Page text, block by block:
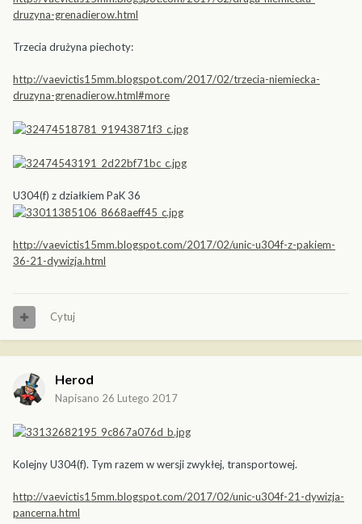
druzyna-grenadierow.html
Trzecia drużyna piechoty:
http://vaevictis15mm.blogspot.com/2017/02/trzecia-niemiecka-
druzyna-grenadierow.html#more
U304(f) z działkiem PaK 36
http://vaevictis15mm.blogspot.com/2017/02/unic-u304f-z-pakiem-
36-21-dywizja.html
Cytuj
Herod
Napisano 26 Lutego 2017
Kolejny U304(f). Tym razem w wersji zwykłej, transportowej.
http://vaevictis15mm.blogspot.com/2017/02/unic-u304f-21-dywizja-
pancerna.html